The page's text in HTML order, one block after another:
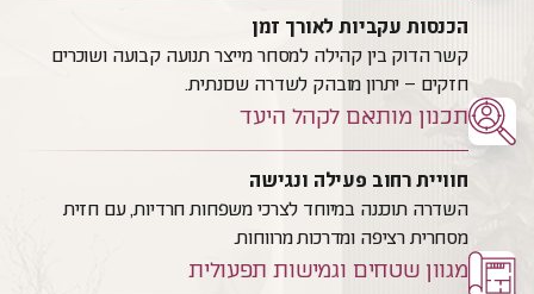
הכנסות עקביות לאורך זמן
קשר הדוק בין קהילה למסחר מייצר תנועה קבועה ושוכרים
חזקים – יתרון מובהק לשדרה שכונתית.
תכנון מותאם לקהל היעד
חוויית רחוב פעילה ונגישה
השדרה תוכננה במיוחד לצרכי משפחות חרדיות, עם חזית
מסחרית רציפה ומדרכות מרווחות.
מגוון שטחים וגמישות תפעולית